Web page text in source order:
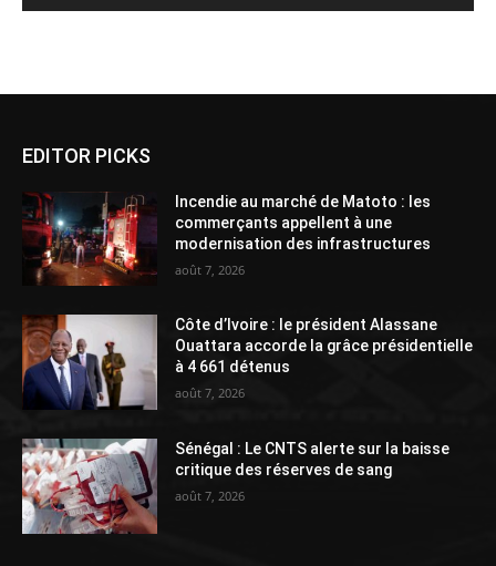
EDITOR PICKS
Incendie au marché de Matoto : les
commerçants appellent à une
modernisation des infrastructures
août 7, 2026
Côte d’Ivoire : le président Alassane
Ouattara accorde la grâce présidentielle
à 4 661 détenus
août 7, 2026
Sénégal : Le CNTS alerte sur la baisse
critique des réserves de sang
août 7, 2026